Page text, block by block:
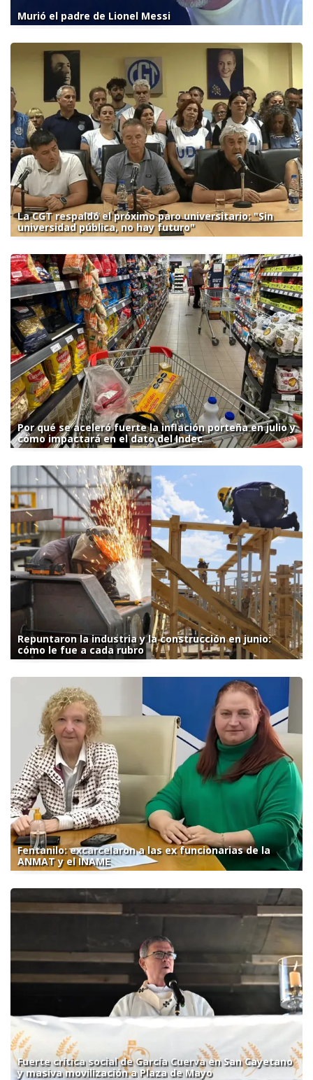
Murió el padre de Lionel Messi
La CGT respaldó el próximo paro universitario: "Sin
universidad pública, no hay futuro"
Por qué se aceleró fuerte la inflación porteña en julio y
cómo impactará en el dato del Indec
Repuntaron la industria y la construcción en junio:
cómo le fue a cada rubro
Fentanilo: excarcelaron a las ex funcionarias de la
ANMAT y el INAME
Fuerte crítica social de García Cuerva en San Cayetano
y masiva movilización a Plaza de Mayo